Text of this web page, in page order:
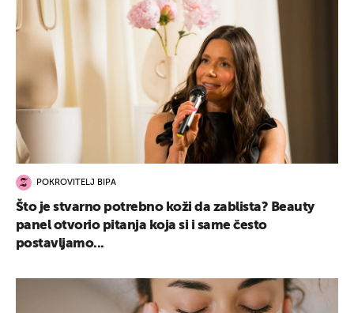
POKROVITELJ BIPA
Što je stvarno potrebno koži da zablista? Beauty
panel otvorio pitanja koja si i same često
postavljamo...